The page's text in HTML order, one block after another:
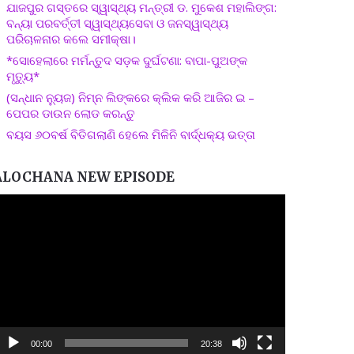
ଯାଜପୁର ଗସ୍ତରେ ସ୍ୱାସ୍ଥ୍ୟ ମନ୍ତ୍ରୀ ଡ. ମୁକେଶ ମହାଲିଙ୍ଗ:
ବନ୍ୟା ପରବର୍ତ୍ତୀ ସ୍ୱାସ୍ଥ୍ୟସେବା ଓ ଜନସ୍ୱାସ୍ଥ୍ୟ
ପରିଚାଳନାର କଲେ ସମୀକ୍ଷା।
*ସୋହେଲାରେ ମର୍ମନ୍ତୁଦ ସଡ଼କ ଦୁର୍ଘଟଣା: ବାପା-ପୁଅଙ୍କ
ମୃତ୍ୟୁ*
(ସନ୍ଧାନ ନ୍ୟୁଜ) ନିମ୍ନ ଲିଙ୍କରେ କ୍ଲିକ କରି ଆଜିର ଇ –
ପେପର ଡାଉନ ଲୋଡ କରନ୍ତୁ
ବୟସ ୬୦ବର୍ଷ ବିତିଗଲାଣି ହେଲେ ମିଳିନି ବାର୍ଦ୍ଧକ୍ୟ ଭତ୍ତା
NEW EPISODE
00:00 20:38